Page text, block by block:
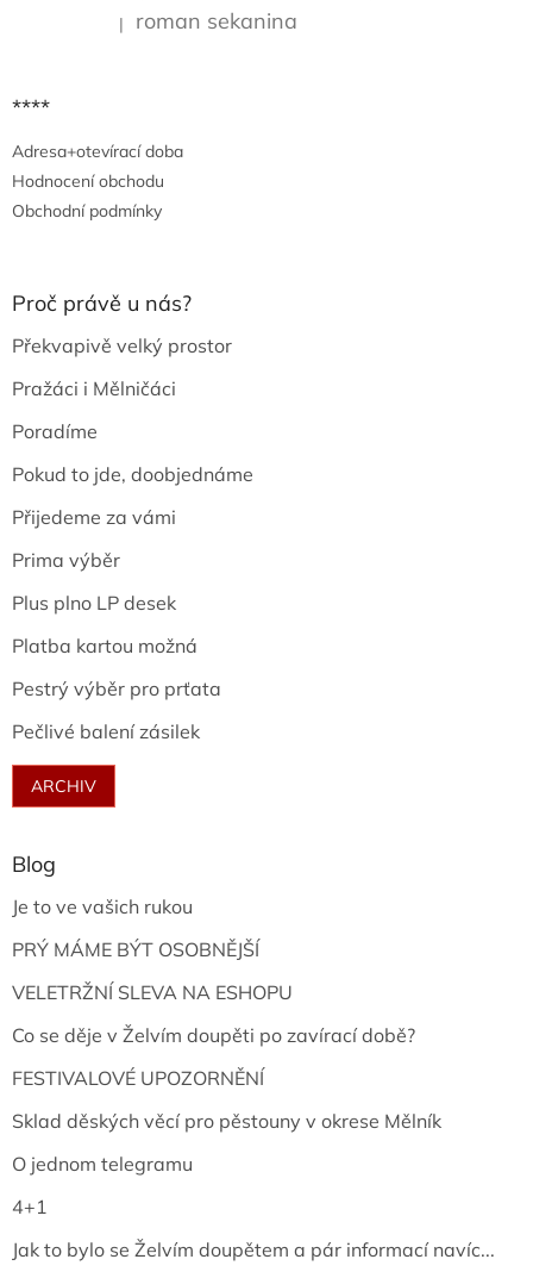
Hodnocení produktu je 5 z 5 hvězdiček.
| roman sekanina
****
Adresa+otevírací doba
Hodnocení obchodu
Obchodní podmínky
Proč právě u nás?
Překvapivě velký prostor
Pražáci i Mělničáci
Poradíme
Pokud to jde, doobjednáme
Přijedeme za vámi
Prima výběr
Plus plno LP desek
Platba kartou možná
Pestrý výběr pro prťata
Pečlivé balení zásilek
ARCHIV
Blog
Je to ve vašich rukou
PRÝ MÁME BÝT OSOBNĚJŠÍ
VELETRŽNÍ SLEVA NA ESHOPU
Co se děje v Želvím doupěti po zavírací době?
FESTIVALOVÉ UPOZORNĚNÍ
Sklad děských věcí pro pěstouny v okrese Mělník
O jednom telegramu
4+1
Jak to bylo se Želvím doupětem a pár informací navíc...